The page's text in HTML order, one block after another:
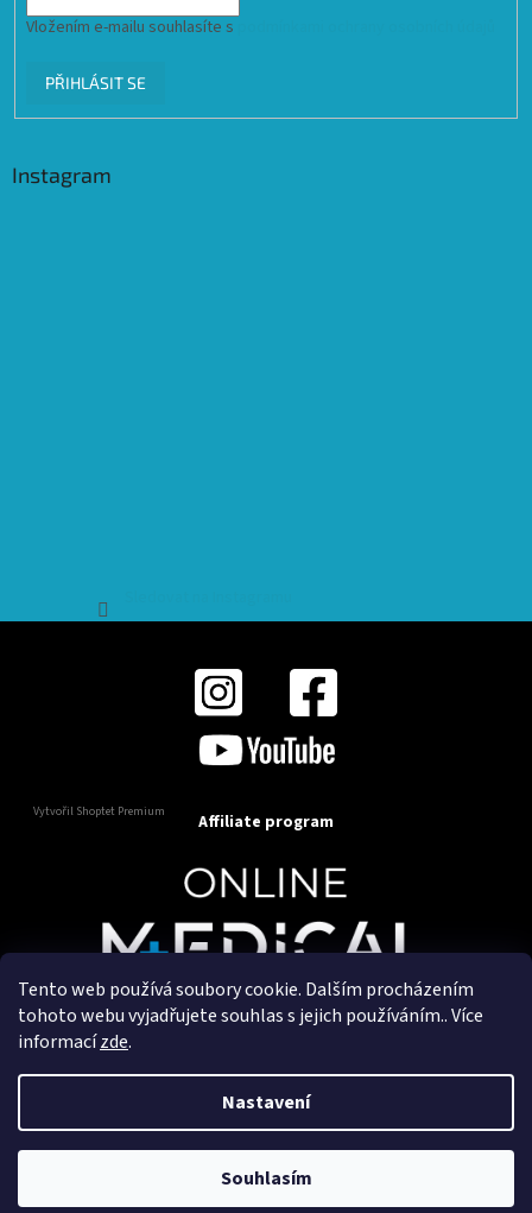
Tento web používá soubory cookie. Dalším procházením
tohoto webu vyjadřujete souhlas s jejich používáním.. Více
informacízde.
Nastavení
Souhlasím
Vložením e-mailu souhlasíte s
PŘIHLÁSIT SE
Instagram
Vytvořil Shoptet Premium Affiliate program
Copyright 2025OnlineMedical.cz. Všechna práva
Vytvořil a marketingově zajišťuje